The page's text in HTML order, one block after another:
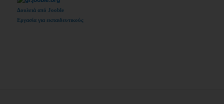
Δουλειά από Jooble
Εργασία για εκπαιδευτικούς